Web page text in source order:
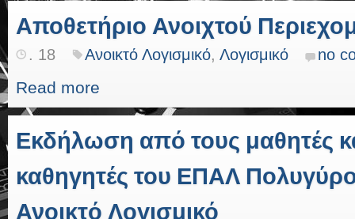
Αποθετήριο Ανοιχτού
. 18 Ανοικτό Λογισμικό, Λογισμικό no
Read more
Εκδήλωση από τους μαθητές
καθηγητές του ΕΠΑΛ
Ανοικτό Λογισμικό